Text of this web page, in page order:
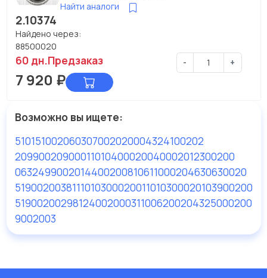
Найти аналоги
2.10374
Найдено через:
88500020
60 дн.Предзаказ - +
7 920 ₽
Возможно вы ищете:
510151002060307002020004324100202
20990020900011010400020040002012300200
0632499002014400200810611000204630630020
5190020038111010300020011010300020103900200
51900200298124002000311006200204325000200
9002003